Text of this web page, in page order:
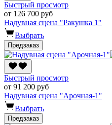
Быстрый просмотр
от 126 700 руб
Надувная сцена "Ракушка 1"
Выбрать
Предзаказ
Быстрый просмотр
от 91 200 руб
Надувная сцена "Арочная-1"
Выбрать
Предзаказ